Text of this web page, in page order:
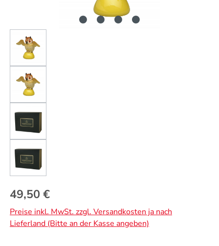
Regulärer Preis:
49,50 €
Preise inkl. MwSt. zzgl. Versandkosten ja nach
Lieferland (Bitte an der Kasse angeben)